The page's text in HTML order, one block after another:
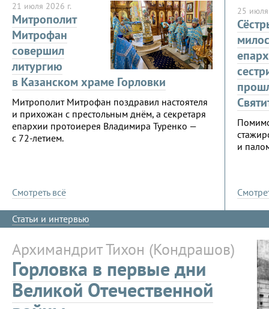
21 июля 2026 г.
Митрополит
Митрофан
совершил
литургию
в Казанском храме Горловки
Митрополит Митрофан поздравил настоятеля
и прихожан с престольным днём, а секретаря
епархии протоиерея Владимира Туренко —
с 72-летием.
25
и
Смотреть всё
Статьи и интервью
Архимандрит Тихон (Кондрашов)
Горловка в первые дни
Великой Отечественной